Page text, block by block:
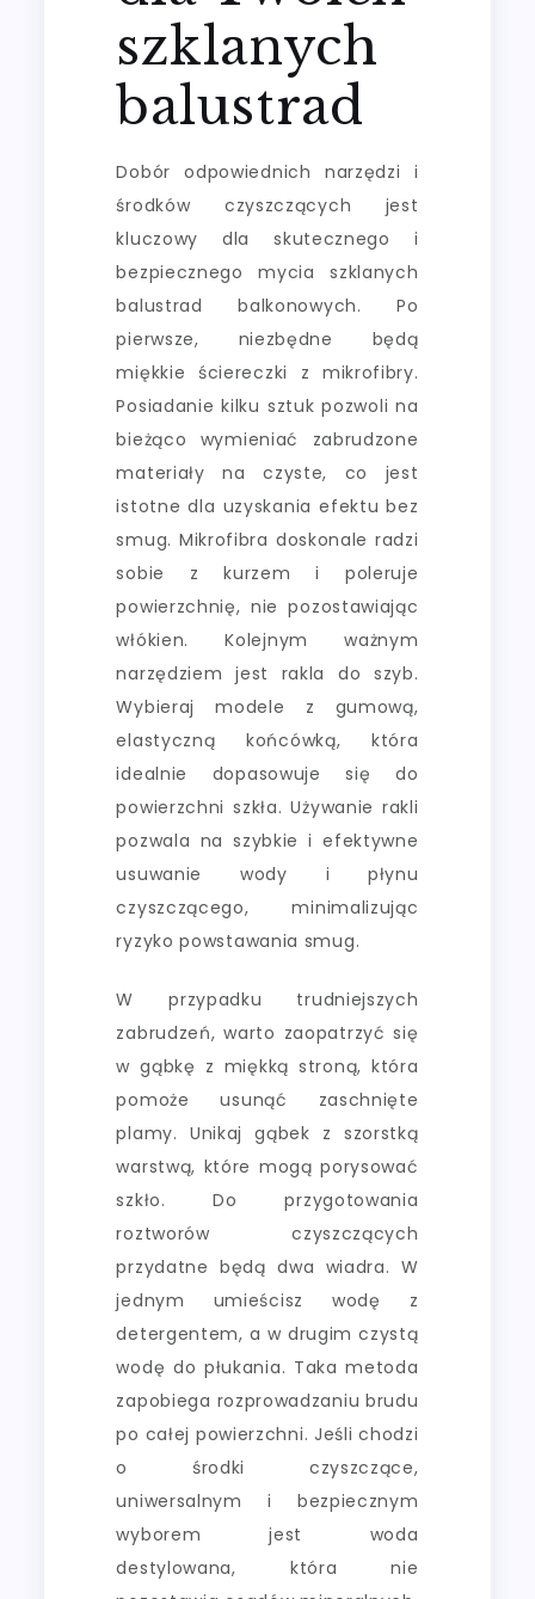
szklanych
balustrad
Dobór odpowiednich narzędzi i
środków czyszczących jest
kluczowy dla skutecznego i
bezpiecznego mycia szklanych
balustrad balkonowych. Po
pierwsze, niezbędne będą
miękkie ściereczki z mikrofibry.
Posiadanie kilku sztuk pozwoli na
bieżąco wymieniać zabrudzone
materiały na czyste, co jest
istotne dla uzyskania efektu bez
smug. Mikrofibra doskonale radzi
sobie z kurzem i poleruje
powierzchnię, nie pozostawiając
włókien. Kolejnym ważnym
narzędziem jest rakla do szyb.
Wybieraj modele z gumową,
elastyczną końcówką, która
idealnie dopasowuje się do
powierzchni szkła. Używanie rakli
pozwala na szybkie i efektywne
usuwanie wody i płynu
czyszczącego, minimalizując
ryzyko powstawania smug.
W przypadku trudniejszych
zabrudzeń, warto zaopatrzyć się
w gąbkę z miękką stroną, która
pomoże usunąć zaschnięte
plamy. Unikaj gąbek z szorstką
warstwą, które mogą porysować
szkło. Do przygotowania
roztworów czyszczących
przydatne będą dwa wiadra. W
jednym umieścisz wodę z
detergentem, a w drugim czystą
wodę do płukania. Taka metoda
zapobiega rozprowadzaniu brudu
po całej powierzchni. Jeśli chodzi
o środki czyszczące,
uniwersalnym i bezpiecznym
wyborem jest woda
destylowana, która nie